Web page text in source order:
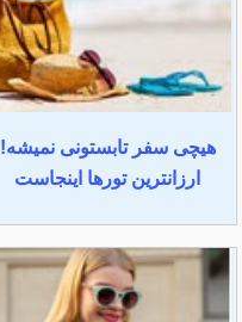
هیچی سفر تابستونی نمیشه!
ارزانترین تورها اینجاست